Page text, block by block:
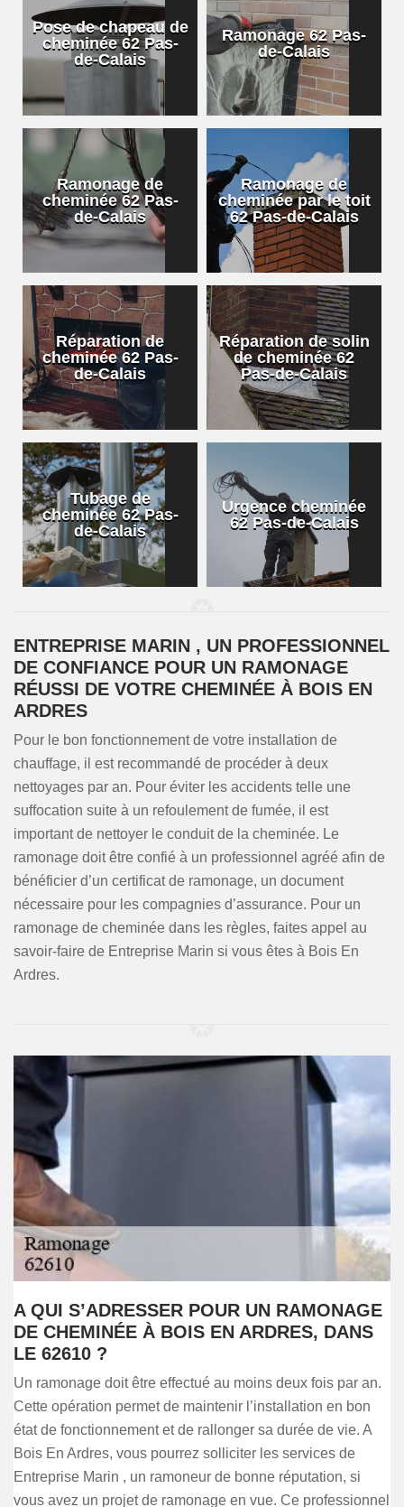
Pose de chapeau de
cheminée 62 Pas-
de-Calais
Ramonage 62 Pas-
de-Calais
Ramonage de
cheminée 62 Pas-
de-Calais
Ramonage de
cheminée par le toit
62 Pas-de-Calais
Réparation de
cheminée 62 Pas-
de-Calais
Réparation de solin
de cheminée 62
Pas-de-Calais
Tubage de
cheminée 62 Pas-
de-Calais
Urgence cheminée
62 Pas-de-Calais
ENTREPRISE MARIN , UN PROFESSIONNEL
DE CONFIANCE POUR UN RAMONAGE
RÉUSSI DE VOTRE CHEMINÉE À BOIS EN
ARDRES
Pour le bon fonctionnement de votre installation de
chauffage, il est recommandé de procéder à deux
nettoyages par an. Pour éviter les accidents telle une
suffocation suite à un refoulement de fumée, il est
important de nettoyer le conduit de la cheminée. Le
ramonage doit être confié à un professionnel agréé afin de
bénéficier d’un certificat de ramonage, un document
nécessaire pour les compagnies d’assurance. Pour un
ramonage de cheminée dans les règles, faites appel au
savoir-faire de Entreprise Marin si vous êtes à Bois En
Ardres.
A QUI S’ADRESSER POUR UN RAMONAGE
DE CHEMINÉE À BOIS EN ARDRES, DANS
LE 62610 ?
Un ramonage doit être effectué au moins deux fois par an.
Cette opération permet de maintenir l’installation en bon
état de fonctionnement et de rallonger sa durée de vie. A
Bois En Ardres, vous pourrez solliciter les services de
Entreprise Marin , un ramoneur de bonne réputation, si
vous avez un projet de ramonage en vue. Ce professionnel